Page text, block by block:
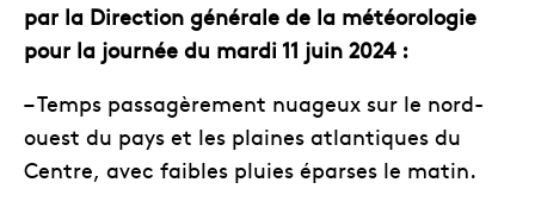
par la Direction générale de la météorologie
pour la journée du mardi 11 juin 2024 :
– Temps passagèrement nuageux sur le nord-
ouest du pays et les plaines atlantiques du
Centre, avec faibles pluies éparses le matin.